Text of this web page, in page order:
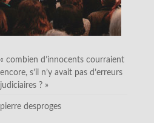
« combien d’innocents courraient
encore, s’il n’y avait pas d’erreurs
judiciaires ? »
pierre desproges